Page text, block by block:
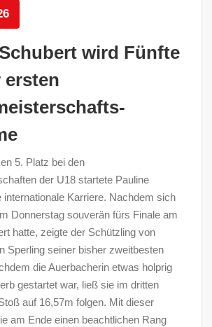
wird Fünfte
ersten
5. Platz bei den
der U18 startete Pauline
internationale Karriere. Nachdem sich
Donnerstag souverän fürs Finale am
hatte, zeigte der Schützling von
Sperling seiner bisher zweitbesten
die Auerbacherin etwas holprig
gestartet war, ließ sie im dritten
auf 16,57m folgen. Mit dieser
am Ende einen beachtlichen Rang